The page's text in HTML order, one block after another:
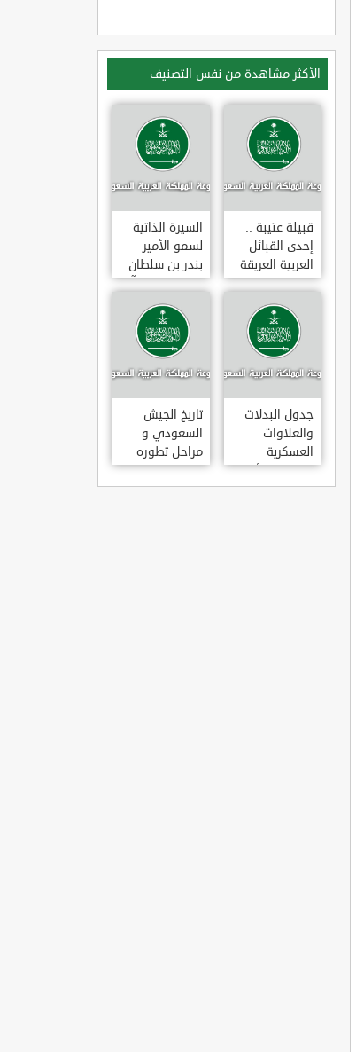
الأكثر مشاهدة من نفس التصنيف
قبيلة عتيبة ..
إحدى القبائل
العربية العريقة
السيرة الذاتية
لسمو الأمير
بندر بن سلطان
بن عبد العزيز آل
سعود
جدول البدلات
والعلاوات
العسكرية
للضباط والأفراد
تاريخ الجيش
السعودي و
مراحل تطوره